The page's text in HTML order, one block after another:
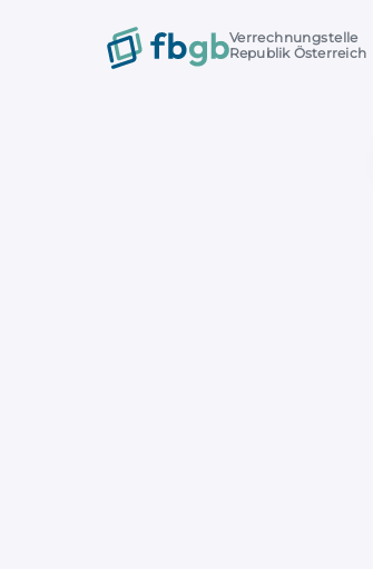
Verrechnungstelle
Republik Österreich